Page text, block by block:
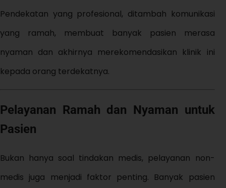
Pendekatan yang profesional, ditambah komunikasi
yang ramah, membuat banyak pasien merasa
nyaman dan akhirnya merekomendasikan klinik ini
kepada orang terdekatnya.
Pelayanan Ramah dan Nyaman untuk
Pasien
Bukan hanya soal tindakan medis, pelayanan non-
medis juga menjadi faktor penting. Banyak pasien